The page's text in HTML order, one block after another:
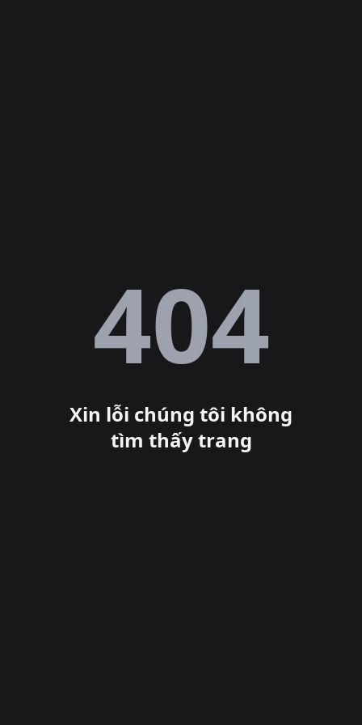
Lỗi
404
Xin lỗi chúng tôi không
tìm thấy trang